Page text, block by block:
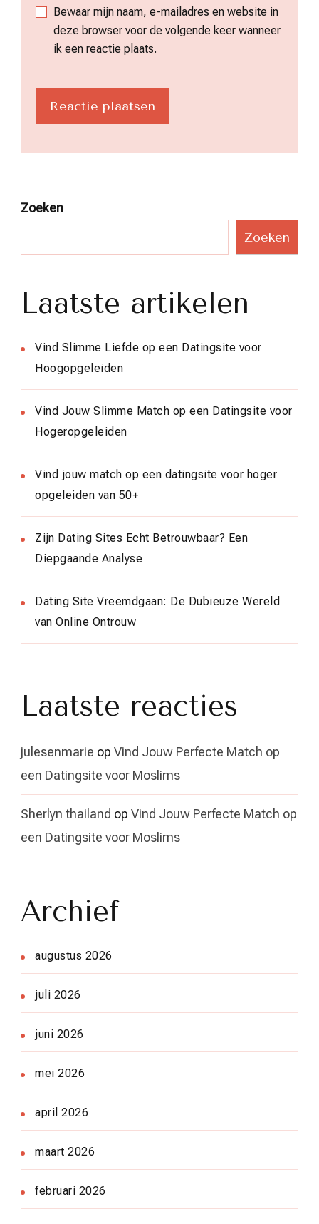
Bewaar mijn naam, e-mailadres en website in
deze browser voor de volgende keer wanneer
ik een reactie plaats.
Zoeken
Zoeken
Laatste artikelen
Vind Slimme Liefde op een Datingsite voor
Hoogopgeleiden
Vind Jouw Slimme Match op een Datingsite voor
Hogeropgeleiden
Vind jouw match op een datingsite voor hoger
opgeleiden van 50+
Zijn Dating Sites Echt Betrouwbaar? Een
Diepgaande Analyse
Dating Site Vreemdgaan: De Dubieuze Wereld
van Online Ontrouw
Laatste reacties
julesenmarie op Vind Jouw Perfecte Match op
een Datingsite voor Moslims
Sherlyn thailand op Vind Jouw Perfecte Match op
een Datingsite voor Moslims
Archief
augustus 2026
juli 2026
juni 2026
mei 2026
april 2026
maart 2026
februari 2026